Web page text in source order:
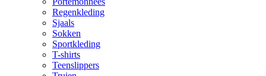
Regenkleding
Sjaals
Sokken
Sportkleding
T-shirts
Teenslippers